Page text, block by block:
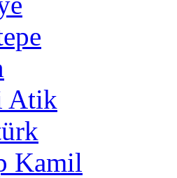
Atik
Kamil